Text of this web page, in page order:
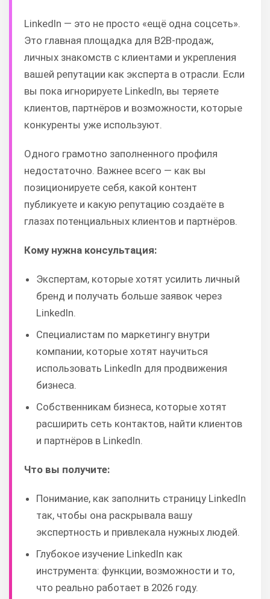
LinkedIn — это не просто «ещё одна соцсеть».
Это главная площадка для B2B-продаж,
личных знакомств с клиентами и укрепления
вашей репутации как эксперта в отрасли. Если
вы пока игнорируете LinkedIn, вы теряете
клиентов, партнёров и возможности, которые
конкуренты уже используют.
Одного грамотно заполненного профиля
недостаточно. Важнее всего — как вы
позиционируете себя, какой контент
публикуете и какую репутацию создаёте в
глазах потенциальных клиентов и партнёров.
Кому нужна консультация:
Экспертам, которые хотят усилить личный
бренд и получать больше заявок через
LinkedIn.
Специалистам по маркетингу внутри
компании, которые хотят научиться
использовать LinkedIn для продвижения
бизнеса.
Собственникам бизнеса, которые хотят
расширить сеть контактов, найти клиентов
и партнёров в LinkedIn.
Что вы получите:
Понимание, как заполнить страницу LinkedIn
так, чтобы она раскрывала вашу
экспертность и привлекала нужных людей.
Глубокое изучение LinkedIn как
инструмента: функции, возможности и то,
что реально работает в 2026 году.